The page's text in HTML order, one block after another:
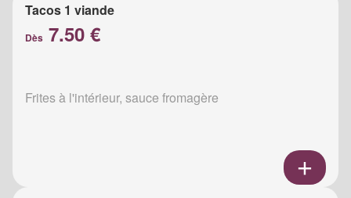
Tacos 1 viande
Dès 7.50 €
Frites à l'intérieur, sauce fromagère